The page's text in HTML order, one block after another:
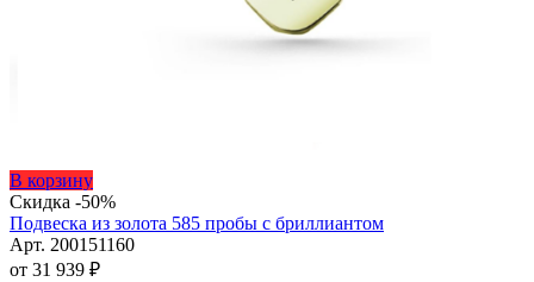
В корзинуЭтот
товар
имеет
несколько
вариаций.
Скидка -50%
Подвеска из золота 585 пробы с бриллиантом
Арт. 200151160
от 31 939 ₽